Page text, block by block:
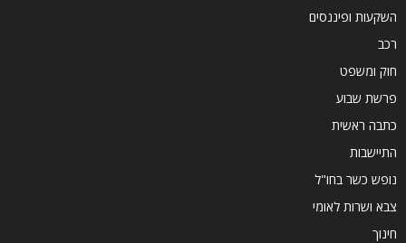
השקעות ופיננסים
רכב
חוק ומשפט
פרשת שבוע
כתבה ראשית
התיישבות
נופש כשר בחו"ל
צבא ושרות לאומי
חינוך